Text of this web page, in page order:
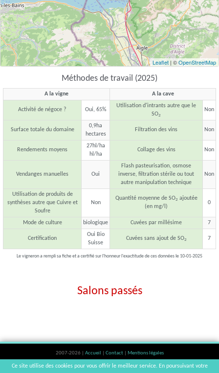
Leaflet | ©OpenStreetMap
Méthodes de travail (2025)
A la vigne A la cave
Activité de négoce ? Oui, 65%
Utilisation d'intrants autre que le
SO2
Non
Surface totale du domaine
0,9ha
hectares
Filtration des vins Non
Rendements moyens
27hl/ha
hl/ha
Collage des vins Non
Vendanges manuelles Oui
Flash pasteurisation, osmose
inverse, filtration stérile ou tout
autre manipulation technique
Non
Utilisation de produits de
synthèses autre que Cuivre et
Soufre
Non
Quantité moyenne de SO2 ajoutée
(en mg/l)
0
Mode de culture biologique Cuvées par millésime 7
Certification
Oui Bio
Suisse
Cuvées sans ajout de SO2 7
Le vigneron a rempli sa fiche et a certifié sur l'honneur l'exactitude de ces données le 10-01-2025
Salons passés
2007-2026 | Accueil Contact
Mentions légales
L'abus d'alcool est dangereux pour la santé, à consommer avec modération. |
Ce site utilise des cookies pour vous offrir le meilleur service. En poursuivant votre